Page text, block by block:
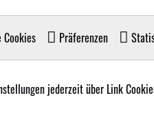
Anforderungen
Größen
Cookies Präferenzen
jederzeit über Link